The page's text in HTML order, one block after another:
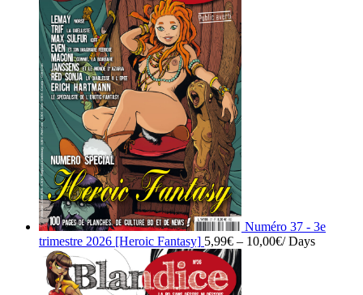
Numéro 37 - 3e
trimestre 2026 [Heroic Fantasy] 5,99€ – 10,00€/ Days